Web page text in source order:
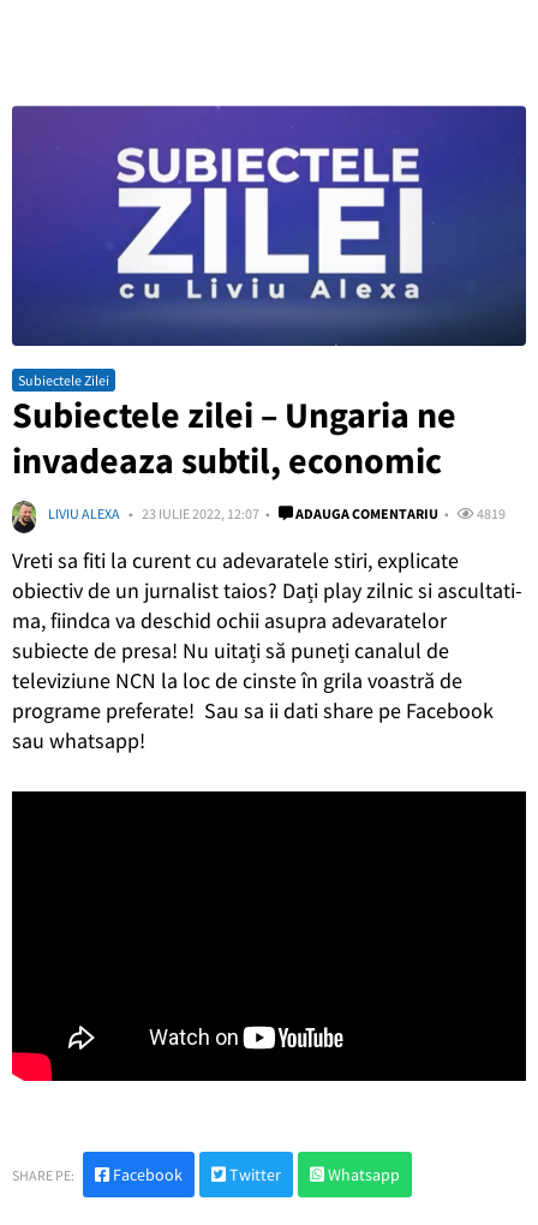
Subiectele Zilei
Subiectele zilei – Ungaria ne
invadeaza subtil, economic
LIVIU ALEXA 23 IULIE 2022, 12:07 ADAUGA COMENTARIU 4819
Vreti sa fiti la curent cu adevaratele stiri, explicate
obiectiv de un jurnalist taios? Dați play zilnic si ascultati-
ma, fiindca va deschid ochii asupra adevaratelor
subiecte de presa! Nu uitați să puneți canalul de
televiziune NCN la loc de cinste în grila voastră de
programe preferate! Sau sa ii dati share pe Facebook
sau whatsapp!
SHARE PE: Facebook Twitter Whatsapp